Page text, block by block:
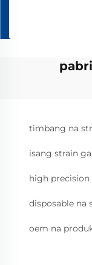
timbang na
isang strain
high
disposable na
oem na